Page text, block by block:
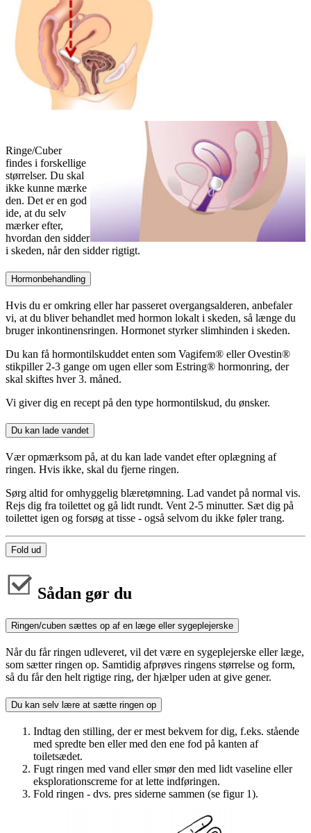
Ringe/Cuber
findes i forskellige
størrelser. Du skal
ikke kunne mærke
den. Det er en god
ide, at du selv
mærker efter,
hvordan den sidder
i skeden, når den sidder rigtigt.
Hormonbehandling
Hvis du er omkring eller har passeret overgangsalderen, anbefaler
vi, at du bliver behandlet med hormon lokalt i skeden, så længe du
bruger inkontinensringen. Hormonet styrker slimhinden i skeden.
Du kan få hormontilskuddet enten som Vagifem® eller Ovestin®
stikpiller 2-3 gange om ugen eller som Estring® hormonring, der
skal skiftes hver 3. måned.
Vi giver dig en recept på den type hormontilskud, du ønsker.
Du kan lade vandet
Vær opmærksom på, at du kan lade vandet efter oplægning af
ringen. Hvis ikke, skal du fjerne ringen.
Sørg altid for omhyggelig blæretømning. Lad vandet på normal vis.
Rejs dig fra toilettet og gå lidt rundt. Vent 2-5 minutter. Sæt dig på
toilettet igen og forsøg at tisse - også selvom du ikke føler trang.
Fold ud
Sådan gør du
Ringen/cuben sættes op af en læge eller sygeplejerske
Når du får ringen udleveret, vil det være en sygeplejerske eller læge,
som sætter ringen op. Samtidig afprøves ringens størrelse og form,
så du får den helt rigtige ring, der hjælper uden at give gener.
Du kan selv lære at sætte ringen op
Indtag den stilling, der er mest bekvem for dig, f.eks. stående
med spredte ben eller med den ene fod på kanten af
toiletsædet.
Fugt ringen med vand eller smør den med lidt vaseline eller
eksplorationscreme for at lette indføringen.
Fold ringen - dvs. pres siderne sammen (se figur 1).